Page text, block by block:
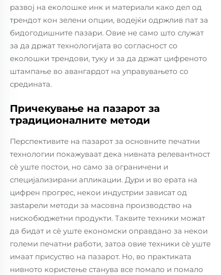
развој на еколошке инк и материали како дел од
трендот кон зелени опции, водејќи одржлив пат за
бидогодишните пазари. Овие не само што служат
за да држат технологијата во согласност со
еколошки трендови, туку и за да држат цифреното
штампање во авангардот на управувањето со
средината.
Причекување на пазарот за
традиционалните методи
Перспективите на пазарот за основните печатни
технологии покажуваат дека нивната релевантност
сè уште постои, но само за ограничени и
специјализирани апликации. Дури и во ерата на
цифрен прогрес, некои индустрии зависат од
зastарели методи за масовна производство на
нискобюджетни продукти. Таквите техники можат
да бидат и сè уште економски оправдано за некои
големи печатни работи, затоа овие техники сè уште
имаат присуство на пазарот. Но, во практиката
нивното користење станува все помало и помало